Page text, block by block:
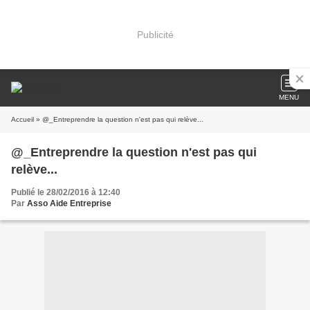
Publicité
MENU
Accueil » @_Entreprendre la question n'est pas qui relève...
@_Entreprendre la question n'est pas qui
relève...
Publié le 28/02/2016 à 12:40
Par Asso Aide Entreprise